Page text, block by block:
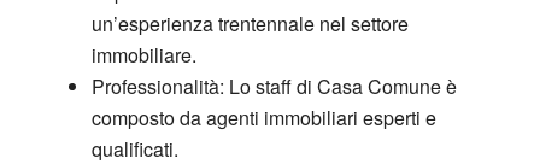
un’esperienza trentennale nel settore
immobiliare.
Professionalità: Lo staff di Casa Comune è
composto da agenti immobiliari esperti e
qualificati.